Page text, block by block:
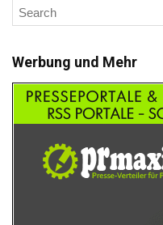
Werbung und Mehr